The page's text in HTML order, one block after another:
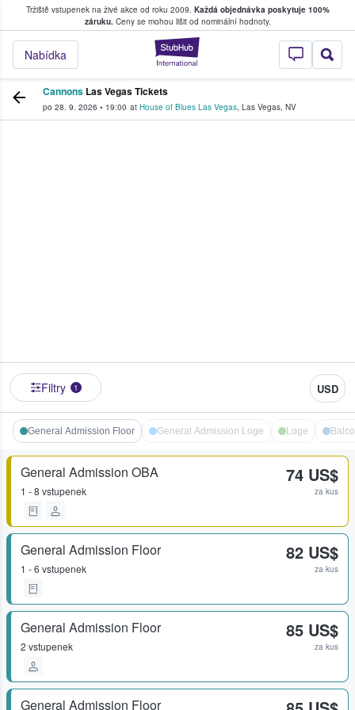
Tržiště vstupenek na živé akce od roku 2009. Každá objednávka poskytuje 100%
záruku.Ceny se mohou lišit od nominální hodnoty.
StubHub –
Nabídka
kde fanoušci kupují a prodávají vstupenky
Cannons Las Vegas Tickets
po 28. 9. 2026 • 19:00 at House of Blues Las Vegas, Las Vegas, NV
Filtry 1 USD
General Admission Floor General Admission Loge Loge
General Admission OBA
1 - 8 vstupenek
74 US$
za kus
General Admission Floor
1 - 6 vstupenek
82 US$
za kus
General Admission Floor
2 vstupenek
85 US$
za kus
General Admission Floor